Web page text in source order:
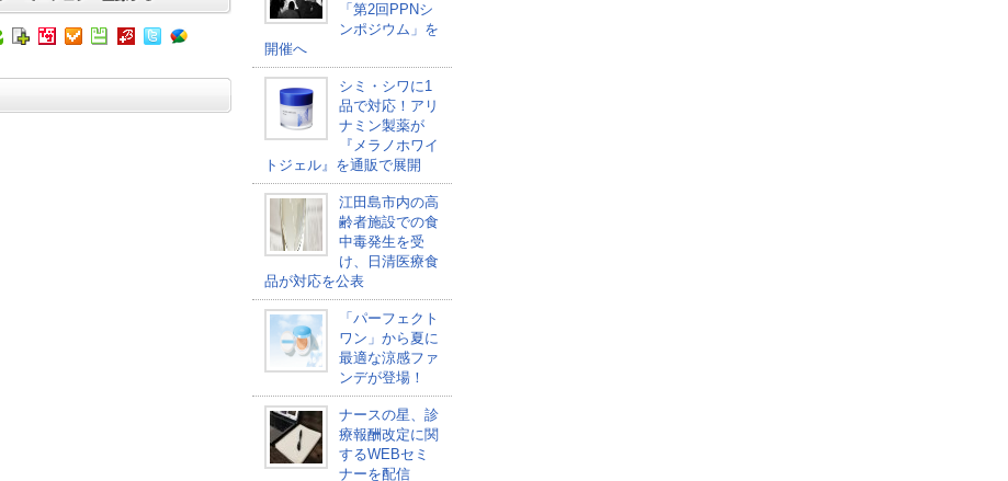
「第2回PPNシ
ンポジウム」を
開催へ
シミ・シワに1
品で対応！アリ
ナミン製薬が
『メラノホワイ
トジェル』を通販で展開
江田島市内の高
齢者施設での食
中毒発生を受
け、日清医療食
品が対応を公表
「パーフェクト
ワン」から夏に
最適な涼感ファ
ンデが登場！
ナースの星、診
療報酬改定に関
するWEBセミ
ナーを配信